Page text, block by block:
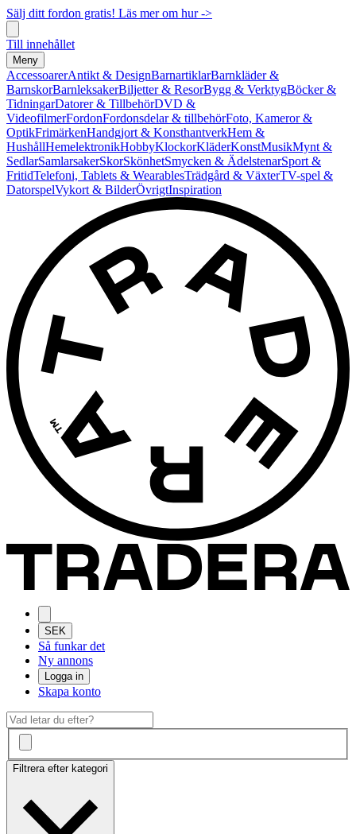
Sälj ditt fordon gratis! Läs mer om hur ->
Till innehållet
Meny
AccessoarerAntikt & DesignBarnartiklarBarnkläder &
BarnskorBarnleksakerBiljetter & ResorBygg & VerktygBöcker &
TidningarDatorer & TillbehörDVD &
VideofilmerFordonFordonsdelar & tillbehörFoto, Kameror &
OptikFrimärkenHandgjort & KonsthantverkHem &
HushållHemelektronikHobbyKlockorKläderKonstMusikMynt &
SedlarSamlarsakerSkorSkönhetSmycken & ÄdelstenarSport &
FritidTelefoni, Tablets & WearablesTrädgård & VäxterTV-spel &
DatorspelVykort & BilderÖvrigtInspiration
SEK
Så funkar det
Ny annons
Logga in
Skapa konto
Filtrera efter kategori